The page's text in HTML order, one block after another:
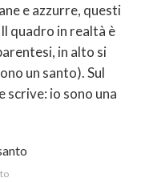
e azzurre, questi
quadro in realtà è
in alto si
un santo). Sul
scrive: io sono una